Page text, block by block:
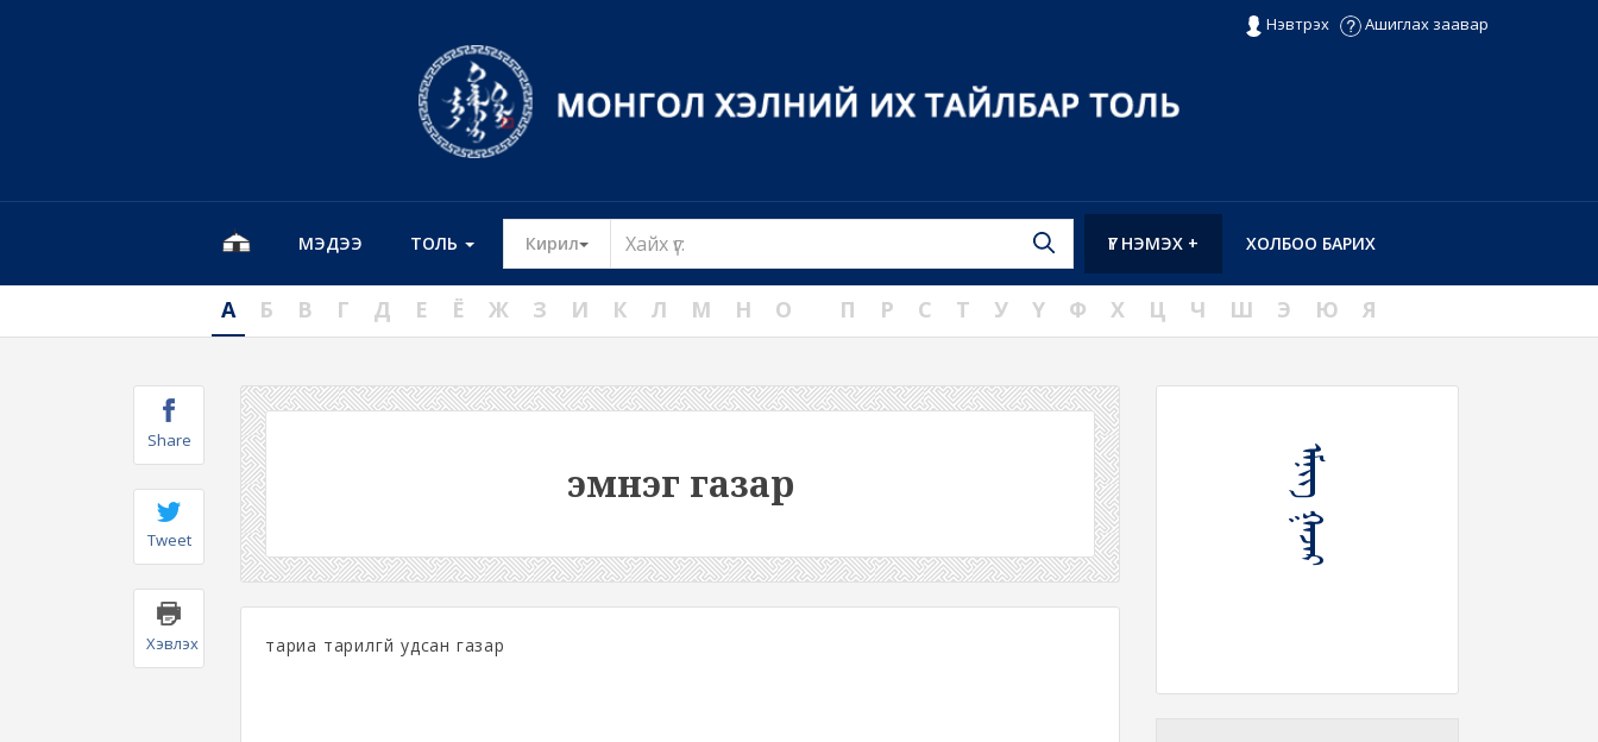
Нэвтрэх Ашиглах заавар
МЭДЭЭ ТОЛЬ Кирил Toggle Dropdown ХОЛБОО БАРИХ
ҮГ НЭМЭХ +
А Б В Г Д Е Ё Ж З И К Л М Н О П Р С Т У Ү Ф Х Ц Ч Ш Э Ю Я
Share
Tweet
Хэвлэх
эмнэг газар
тариа тарилгүй удсан газар
ᠡᠮᠨᠢᠭ ᠭᠠᠵᠠᠷ